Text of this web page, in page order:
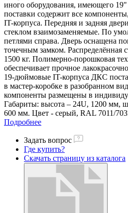
иного оборудования, имеющего
поставки содержит все
IT-корпуса. Передняя и задняя
стеклом взаимозаменяемые. По
петлями справа. Дверь оснащена
точечным замком. Распределённая
1500 кг. Полимерно-порошковая
обеспечивает прочное
19-дюймовые IT-корпуса ДКС
в мастер-коробке в разобранном
компоненты размещены в
Габариты: высота – 24U, 1200 мм,
600 мм. Цвет - серый, RAL 7011/
Подробнее
Задать вопрос
Где купить?
Скачать страницу из каталога